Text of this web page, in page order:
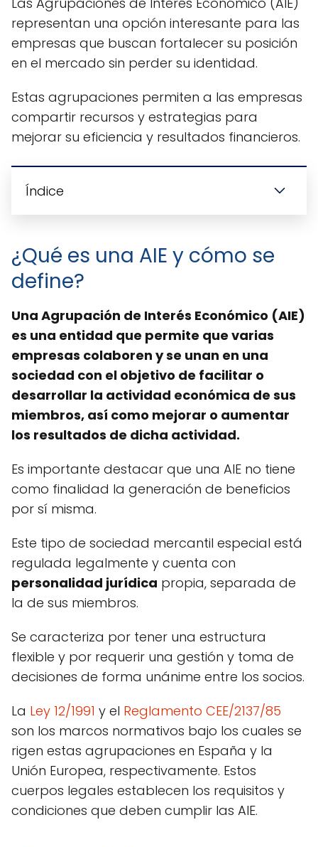
representan una opción interesante para las
empresas que buscan fortalecer su posición
en el mercado sin perder su identidad.
Estas agrupaciones permiten a las empresas
compartir recursos y estrategias para
mejorar su eficiencia y resultados financieros.
Índice
¿Qué es una AIE y cómo se
define?
Una Agrupación de Interés Económico (AIE)
es una entidad que permite que varias
empresas colaboren y se unan en una
sociedad con el objetivo de facilitar o
desarrollar la actividad económica de sus
miembros, así como mejorar o aumentar
los resultados de dicha actividad.
Es importante destacar que una AIE no tiene
como finalidad la generación de beneficios
por sí misma.
Este tipo de sociedad mercantil especial está
regulada legalmente y cuenta con
personalidad jurídica propia, separada de
la de sus miembros.
Se caracteriza por tener una estructura
flexible y por requerir una gestión y toma de
decisiones de forma unánime entre los socios.
La Ley 12/1991 y el Reglamento CEE/2137/85
son los marcos normativos bajo los cuales se
rigen estas agrupaciones en España y la
Unión Europea, respectivamente. Estos
cuerpos legales establecen los requisitos y
condiciones que deben cumplir las AIE.